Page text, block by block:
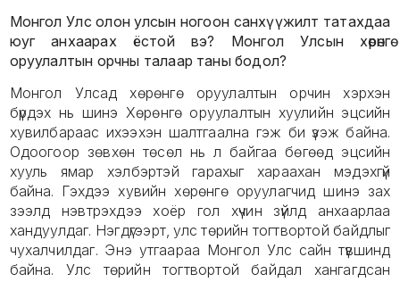
Монгол Улс олон улсын ногоон санхүүжилт татахдаа
юуг анхаарах ёстой вэ? Монгол Улсын хөрөнгө
оруулалтын орчны талаар таны бодол?
Монгол Улсад хөрөнгө оруулалтын орчин хэрхэн
бүрдэх нь шинэ Хөрөнгө оруулалтын хуулийн эцсийн
хувилбараас ихээхэн шалтгаална гэж би үзэж байна.
Одоогоор зөвхөн төсөл нь л байгаа бөгөөд эцсийн
хууль ямар хэлбэртэй гарахыг хараахан мэдэхгүй
байна. Гэхдээ хувийн хөрөнгө оруулагчид шинэ зах
зээлд нэвтрэхдээ хоёр гол хүчин зүйлд анхаарлаа
хандуулдаг. Нэгдүгээрт, улс төрийн тогтвортой байдлыг
чухалчилдаг. Энэ утгаараа Монгол Улс сайн түвшинд
байна. Улс төрийн тогтвортой байдал хангагдсан